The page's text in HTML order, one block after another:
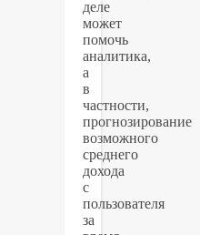
деле
может
помочь
аналитика,
а
в
частности,
прогнозирование
возможного
среднего
дохода
с
пользователя
за